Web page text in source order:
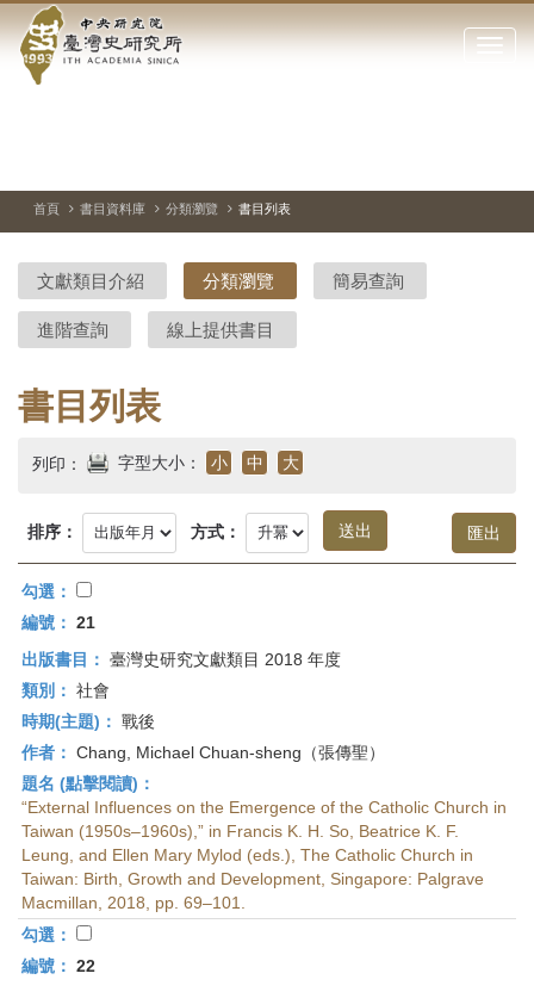
到中
央
院-
臺
灣
史
研
究
首
頁
點
閉
站
停、
圖
圖
結
首頁 書目資料庫 分類瀏覽 書目列表
文獻類目介紹 分類瀏覽 簡易查詢
進階查詢 線上提供書目
書目列表
列印： 字型大小： 小 中 大
排序： 方式：
勾選：
編號： 21
出版書目： 臺灣史研究文獻類目 2018 年度
類別： 社會
時期(主題)： 戰後
作者： Chang, Michael Chuan-sheng（張傳聖）
題名 (點擊閱讀)：
“External Influences on the Emergence of the Catholic Church in
Taiwan (1950s–1960s),” in Francis K. H. So, Beatrice K. F.
Leung, and Ellen Mary Mylod (eds.), The Catholic Church in
Taiwan: Birth, Growth and Development, Singapore: Palgrave
Macmillan, 2018, pp. 69–101.
勾選：
編號： 22